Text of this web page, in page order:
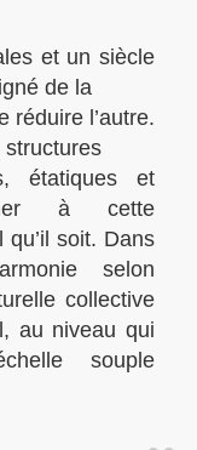
et un siècle
de la
réduire l’autre.
structures
étatiques et
à cette
qu’il soit. Dans
selon
collective
au niveau qui
souple